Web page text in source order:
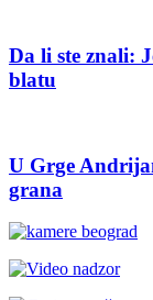
Da li ste znali:
blatu
U Grge
grana